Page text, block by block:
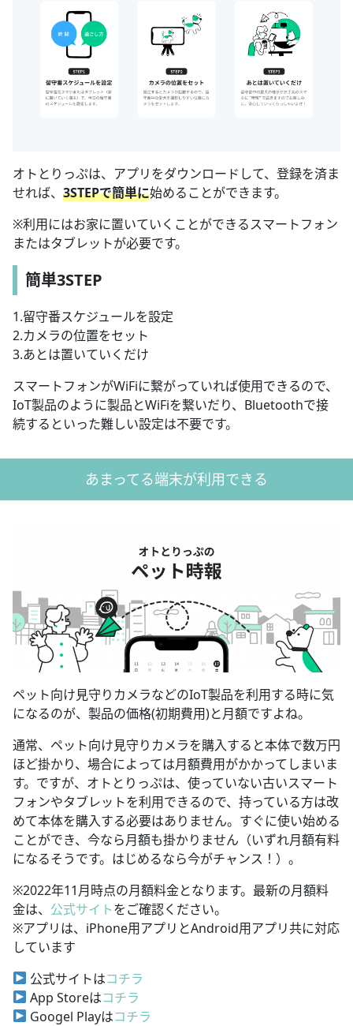
オトとりっぷは、アプリをダウンロードして、登録を済ま
せれば、 3STEPで簡単に始めることができます。
※利用にはお家に置いていくことができるスマートフォン
またはタブレットが必要です。
簡単3STEP
1.留守番スケジュールを設定
2.カメラの位置をセット
3.あとは置いていくだけ
スマートフォンがWiFiに繋がっていれば使用できるので、
IoT製品のように製品とWiFiを繋いだり、Bluetoothで接
続するといった難しい設定は不要です。
あまってる端末が利用できる
ペット向け見守りカメラなどのIoT製品を利用する時に気
になるのが、製品の価格(初期費用)と月額ですよね。
通常、ペット向け見守りカメラを購入すると本体で数万円
ほど掛かり、場合によっては月額費用がかかってしまいま
す。ですが、オトとりっぷは、使っていない古いスマート
フォンやタブレットを利用できるので、持っている方は改
めて本体を購入する必要はありません。すぐに使い始める
ことができ、今なら月額も掛かりません（いずれ月額有料
になるそうです。はじめるなら今がチャンス！）。
※2022年11月時点の月額料金となります。最新の月額料
金は、 公式サイトをご確認ください。
※アプリは、iPhone用アプリとAndroid用アプリ共に対応
しています
公式サイトはコチラ
App Storeはコチラ
Googel Playはコチラ